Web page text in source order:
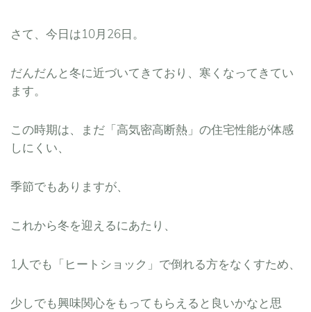
さて、今日は10月26日。
だんだんと冬に近づいてきており、寒くなってきてい
ます。
この時期は、まだ「高気密高断熱」の住宅性能が体感
しにくい、
季節でもありますが、
これから冬を迎えるにあたり、
1人でも「ヒートショック」で倒れる方をなくすため、
少しでも興味関心をもってもらえると良いかなと思